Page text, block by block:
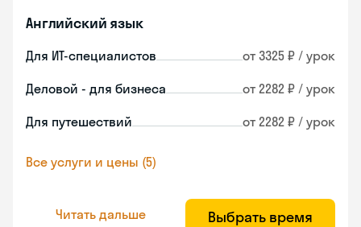
Английский язык
Для ИТ-специалистов от 3325 ₽ / урок
Деловой - для бизнеса от 2282 ₽ / урок
Для путешествий от 2282 ₽ / урок
Все услуги и цены (5)
Читать дальше Выбрать время